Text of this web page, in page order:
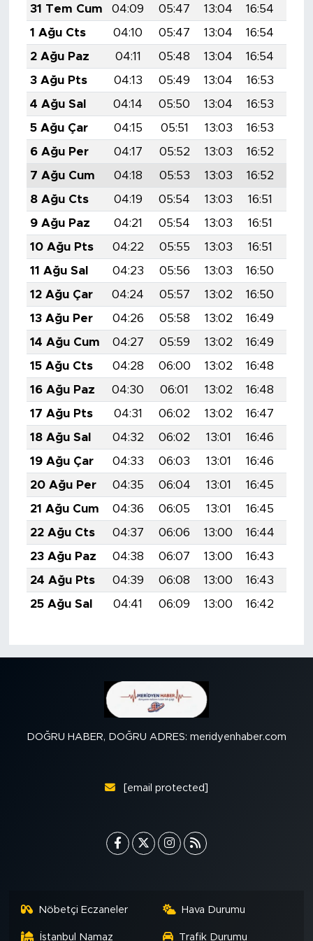
31 Tem Cum
04:09 05:47 13:04 16:54
1 Ağu Cts
04:10 05:47 13:04 16:54
2 Ağu Paz
04:11 05:48 13:04 16:54
3 Ağu Pts
04:13 05:49 13:04 16:53
4 Ağu Sal
04:14 05:50 13:04 16:53
5 Ağu Çar
04:15 05:51 13:03 16:53
6 Ağu Per
04:17 05:52 13:03 16:52
7 Ağu Cum
04:18 05:53 13:03 16:52
8 Ağu Cts
04:19 05:54 13:03 16:51
9 Ağu Paz
04:21 05:54 13:03 16:51
10 Ağu Pts
04:22 05:55 13:03 16:51
11 Ağu Sal
04:23 05:56 13:03 16:50
12 Ağu Çar
04:24 05:57 13:02 16:50
13 Ağu Per
04:26 05:58 13:02 16:49
14 Ağu Cum
04:27 05:59 13:02 16:49
15 Ağu Cts
04:28 06:00 13:02 16:48
16 Ağu Paz
04:30 06:01 13:02 16:48
17 Ağu Pts
04:31 06:02 13:02 16:47
18 Ağu Sal
04:32 06:02 13:01 16:46
19 Ağu Çar
04:33 06:03 13:01 16:46
20 Ağu Per
04:35 06:04 13:01 16:45
21 Ağu Cum
04:36 06:05 13:01 16:45
22 Ağu Cts
04:37 06:06 13:00 16:44
23 Ağu Paz
04:38 06:07 13:00 16:43
24 Ağu Pts
04:39 06:08 13:00 16:43
25 Ağu Sal
04:41 06:09 13:00 16:42
DOĞRU HABER, DOĞRU ADRES: meridyenhaber.com
[email protected]
Nöbetçi Eczaneler Hava Durumu
İstanbul Namaz Trafik Durumu